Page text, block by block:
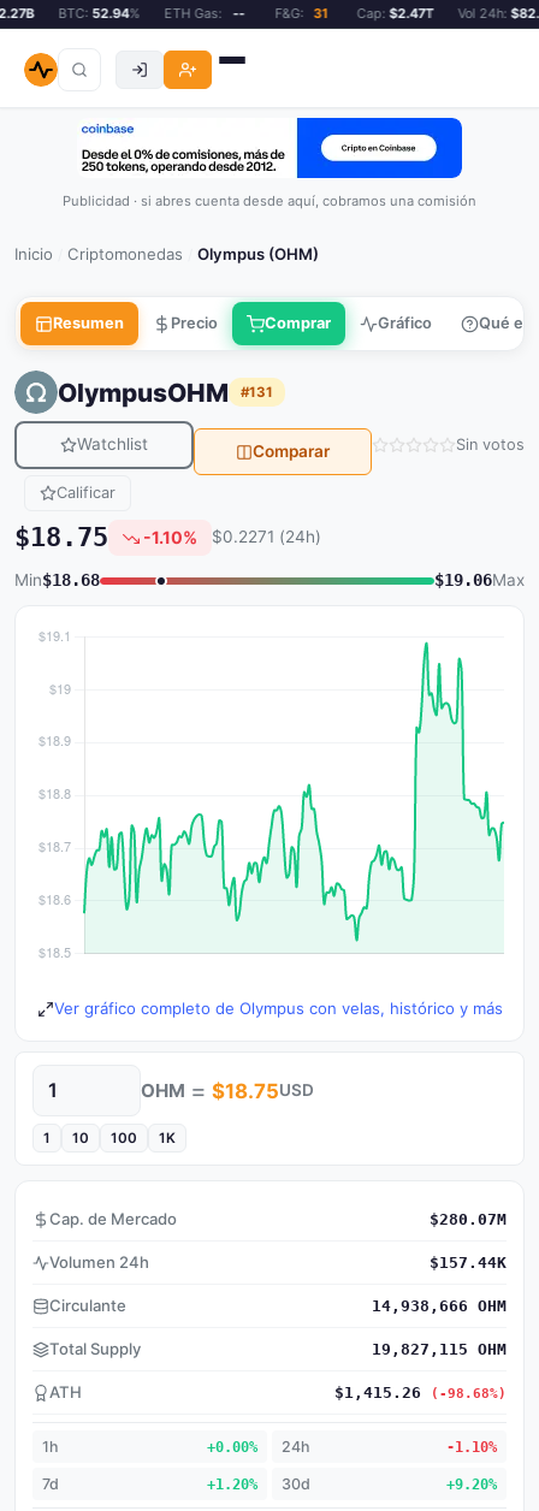
BTC:52.94% ETH Gas: -- F&G: 31 Cap:$2.47T Vol 24h:
Publicidad · si abres cuenta desde aquí, cobramos una comisión
Inicio Criptomonedas Olympus (OHM)
Resumen Precio Comprar Gráfico Qué es
OlympusOHM #131
Watchlist Comparar Sin votos
Calificar
$18.75 -1.10% $0.2271 (24h)
Min$18.68 $19.06Max
Ver gráfico completo de Olympus con velas, histórico y más
Cantidad OHM = $18.75USD
1 10 100 1K
Cap. de Mercado $280.07M
Volumen 24h $157.44K
Circulante 14,938,666 OHM
Total Supply 19,827,115 OHM
ATH $1,415.26 (-98.68%)
1h +0.00% 24h -1.10%
7d +1.20% 30d +9.20%